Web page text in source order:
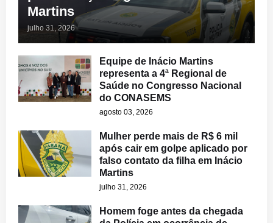
Martins
julho 31, 2026
Equipe de Inácio Martins
representa a 4ª Regional de
Saúde no Congresso Nacional
do CONASEMS
agosto 03, 2026
Mulher perde mais de R$ 6 mil
após cair em golpe aplicado por
falso contato da filha em Inácio
Martins
julho 31, 2026
Homem foge antes da chegada